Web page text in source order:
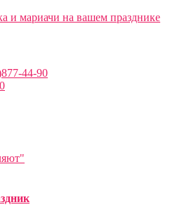
и мариачи на вашем празднике
44-90